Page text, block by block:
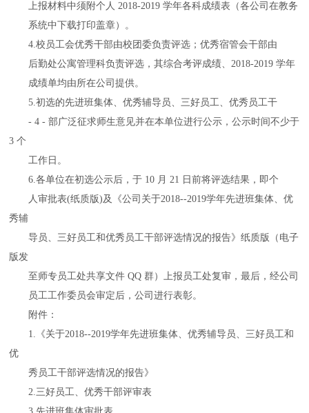
上报材料中须附个人 2018-2019 学年各科成绩表（各公司在教务
系统中下载打印盖章）。
4.校员工会优秀干部由校团委负责评选；优秀宿管会干部由
后勤处公寓管理科负责评选，其综合考评成绩、2018-2019 学年
成绩单均由所在公司提供。
5.初选的先进班集体、优秀辅导 员、三好员工、优秀员工干
- 4 - 部广泛征求师生意见并在本单位进行公示，公示时间不少于
3 个
工作日。
6.各单位在初选公示后，于 10 月 21 日前将评选结果，即个
人审批表(纸质版)及《公司关于2018--2019学年先进班集体、优
秀辅
导员、三好员工和优秀员工干部评选情况的报告》纸质版（电子
版发
至师专员工处共享文件 QQ 群）上报员工处复审，最后，经公司
员工工作委员会审定后，公司进行表彰。
附件：
1.《关于2018--2019学年先进班集体、优秀辅导员、三好员工和
优
秀员工干部评选情况的报告》
2.三好员工、优秀干部评审表